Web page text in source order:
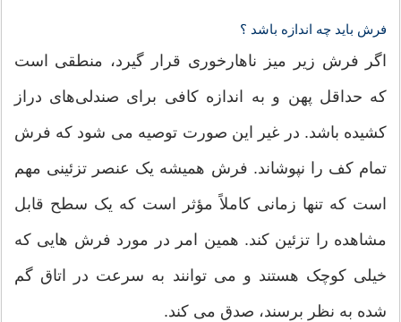
فرش باید چه اندازه باشد ؟
اگر فرش زیر میز ناهارخوری قرار گیرد، منطقی است
که حداقل پهن و به اندازه کافی برای صندلی‌های دراز
کشیده باشد. در غیر این صورت توصیه می شود که فرش
تمام کف را نپوشاند. فرش همیشه یک عنصر تزئینی مهم
است که تنها زمانی کاملاً مؤثر است که یک سطح قابل
مشاهده را تزئین کند. همین امر در مورد فرش هایی که
خیلی کوچک هستند و می توانند به سرعت در اتاق گم
شده به نظر برسند، صدق می کند.